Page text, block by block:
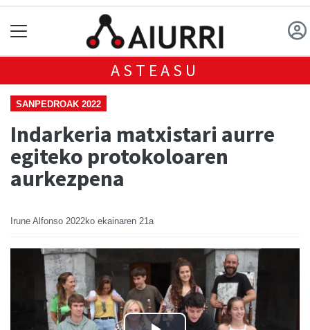
ASTEASU
SANPEDROAK 2022
Indarkeria matxistari aurre
egiteko protokoloaren
aurkezpena
Irune Alfonso 2022ko ekainaren 21a